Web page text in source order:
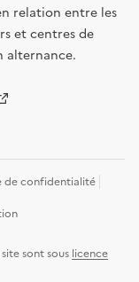
relation entre les
et centres de
alternance.
de confidentialité
sont sous licence